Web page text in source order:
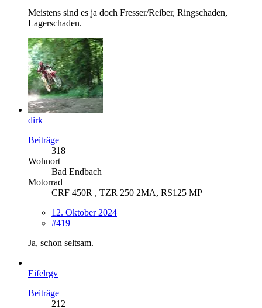
Meistens sind es ja doch Fresser/Reiber, Ringschaden,
Lagerschaden.
dirk_
Beiträge
318
Wohnort
Bad Endbach
Motorrad
CRF 450R , TZR 250 2MA, RS125 MP
12. Oktober 2024
#419
Ja, schon seltsam.
Eifelrgv
Beiträge
212